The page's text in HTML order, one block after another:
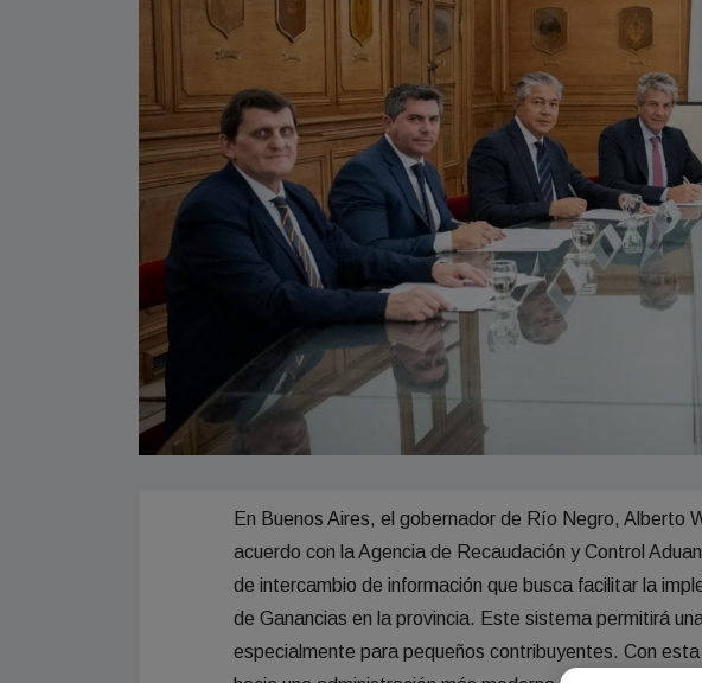
En Buenos Aires, el gobernador de Río Negro, Alberto
acuerdo con la Agencia de Recaudación y Control
de intercambio de información que busca facilitar la
de Ganancias en la provincia. Este sistema permitirá
especialmente para pequeños contribuyentes. Con